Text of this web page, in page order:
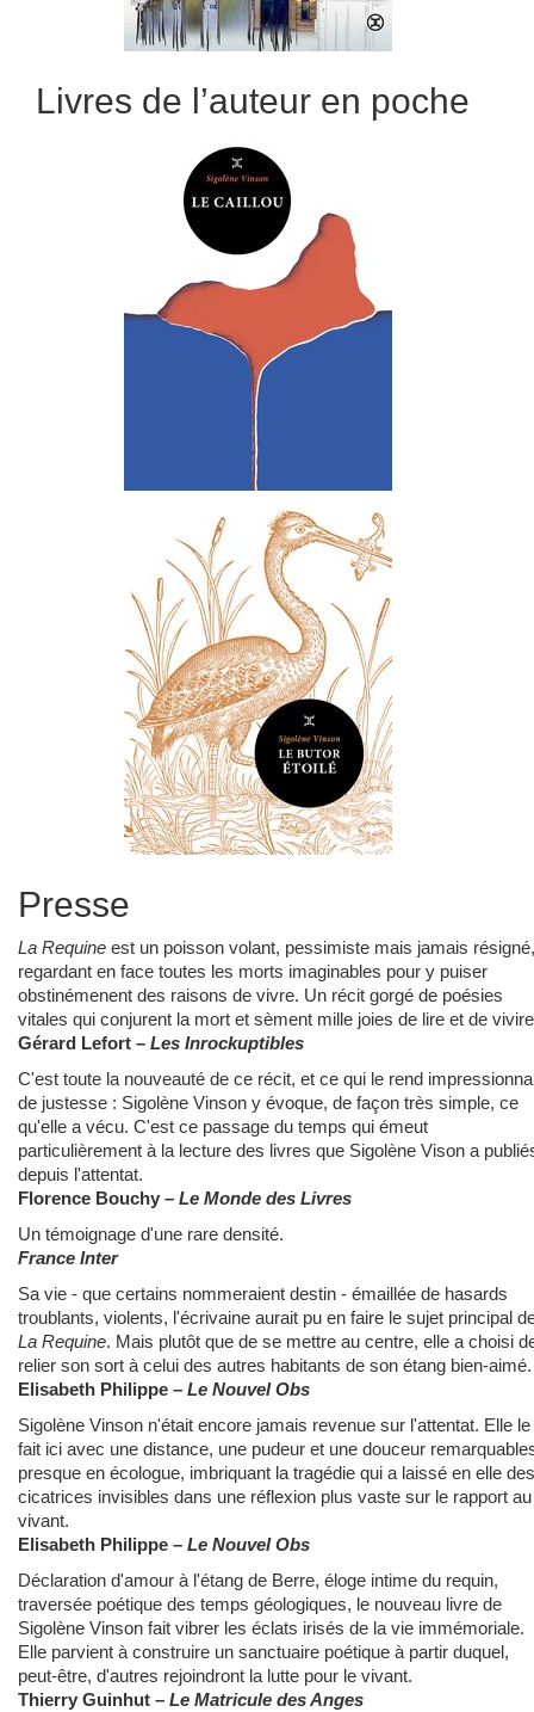
Livres de l’auteur en poche
Presse
La Requine est un poisson volant, pessimiste mais jamais résigné,
regardant en face toutes les morts imaginables pour y puiser
obstinémenent des raisons de vivre. Un récit gorgé de poésies
vitales qui conjurent la mort et sèment mille joies de lire et de
Gérard Lefort – Les Inrockuptibles
C'est toute la nouveauté de ce récit, et ce qui le rend
de justesse : Sigolène Vinson y évoque, de façon très simple, ce
qu'elle a vécu. C'est ce passage du temps qui émeut
particulièrement à la lecture des livres que Sigolène Vison a
depuis l'attentat.
Florence Bouchy – Le Monde des Livres
Un témoignage d'une rare densité.
France Inter
Sa vie - que certains nommeraient destin - émaillée de hasards
troublants, violents, l'écrivaine aurait pu en faire le sujet principal
La Requine. Mais plutôt que de se mettre au centre, elle a choisi
relier son sort à celui des autres habitants de son étang bien-aimé.
Elisabeth Philippe – Le Nouvel Obs
Sigolène Vinson n'était encore jamais revenue sur l'attentat. Elle le
fait ici avec une distance, une pudeur et une douceur
presque en écologue, imbriquant la tragédie qui a laissé en elle des
cicatrices invisibles dans une réflexion plus vaste sur le rapport au
vivant.
Elisabeth Philippe – Le Nouvel Obs
Déclaration d'amour à l'étang de Berre, éloge intime du requin,
traversée poétique des temps géologiques, le nouveau livre de
Sigolène Vinson fait vibrer les éclats irisés de la vie immémoriale.
Elle parvient à construire un sanctuaire poétique à partir duquel,
peut-être, d'autres rejoindront la lutte pour le vivant.
Thierry Guinhut – Le Matricule des Anges